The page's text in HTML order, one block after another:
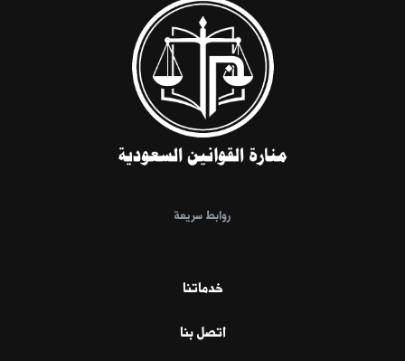
روابط سريعة
خدماتنا
اتصل بنا